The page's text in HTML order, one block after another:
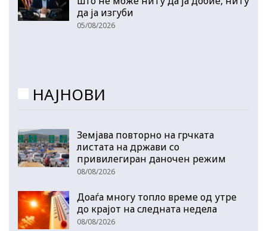
да ја изгуби
05/08/2026
НАЈНОВИ
Земјава повторно на грчката
листата на држави со
привилегиран даночен режим
08/08/2026
Доаѓа многу топло време од утре
до крајот на следната недела
08/08/2026